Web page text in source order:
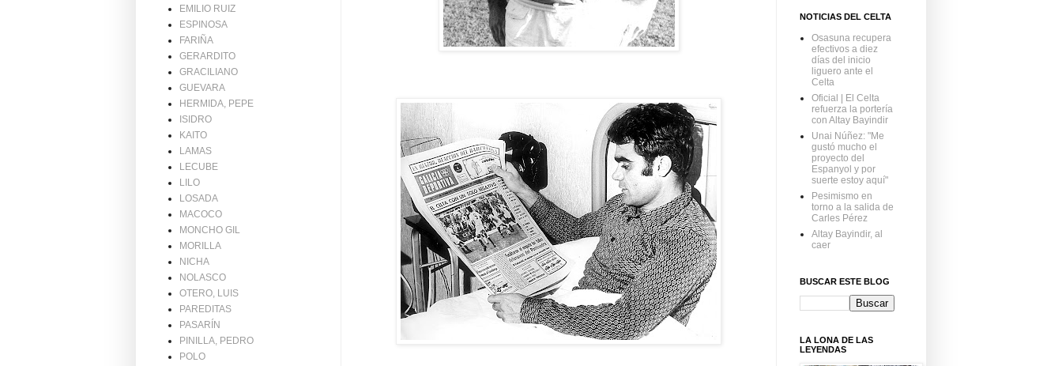
EMILIO RUIZ
ESPINOSA
FARIÑA
GERARDITO
GRACILIANO
GUEVARA
HERMIDA, PEPE
ISIDRO
KAITO
LAMAS
LECUBE
LILO
LOSADA
MACOCO
MONCHO GIL
MORILLA
NICHA
NOLASCO
OTERO, LUIS
PAREDITAS
PASARÍN
PINILLA, PEDRO
POLO
NOTICIAS DEL CELTA
Osasuna recupera
efectivos a diez
días del inicio
liguero ante el
Celta
Oficial | El Celta
refuerza la portería
con Altay Bayindir
Unai Núñez: "Me
gustó mucho el
proyecto del
Espanyol y por
suerte estoy aquí"
Pesimismo en
torno a la salida de
Carles Pérez
Altay Bayindir, al
caer
BUSCAR ESTE BLOG
LA LONA DE LAS
LEYENDAS